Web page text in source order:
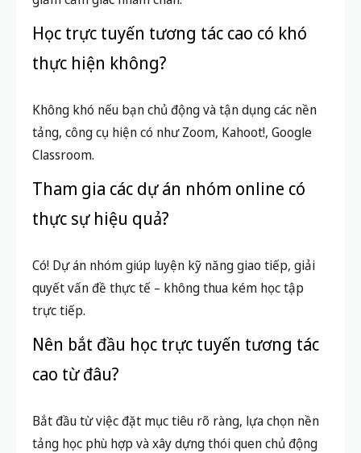
Học trực tuyến tương tác cao có khó
thực hiện không?
Không khó nếu bạn chủ động và tận dụng các nền
tảng, công cụ hiện có như Zoom, Kahoot!, Google
Classroom.
Tham gia các dự án nhóm online có
thực sự hiệu quả?
Có! Dự án nhóm giúp luyện kỹ năng giao tiếp, giải
quyết vấn đề thực tế – không thua kém học tập
trực tiếp.
Nên bắt đầu học trực tuyến tương tác
cao từ đâu?
Bắt đầu từ việc đặt mục tiêu rõ ràng, lựa chọn nền
tảng học phù hợp và xây dựng thói quen chủ động